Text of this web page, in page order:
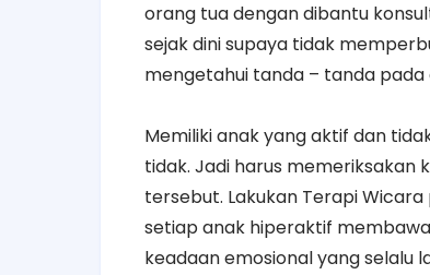
orang tua dengan dibantu
sejak dini supaya tidak
mengetahui tanda – tanda
Memiliki anak yang aktif dan
tidak. Jadi harus memeriksakan
tersebut. Lakukan Terapi
setiap anak hiperaktif
keadaan emosional yang selalu